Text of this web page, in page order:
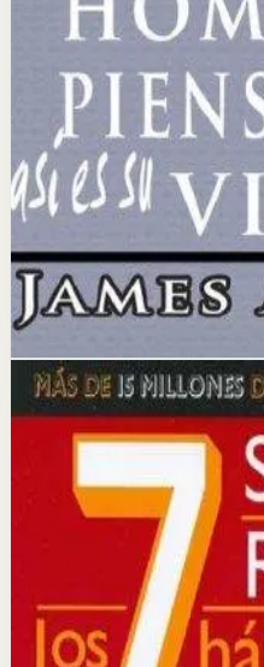
Idea clave
La idea central es que los
combinan con una fe
tienen el poder de
éxito.
Selección afiliada
Lograr
Abrir ficha
Comprar en
Divulgación: podemos
mediante este enlace.
Hábitos Efectividad
Los 7 hábitos de
efectiva
Stephen R. Covey
Un clásico de la literatura
siete principios
y profesional, basándose
los principios éticos como